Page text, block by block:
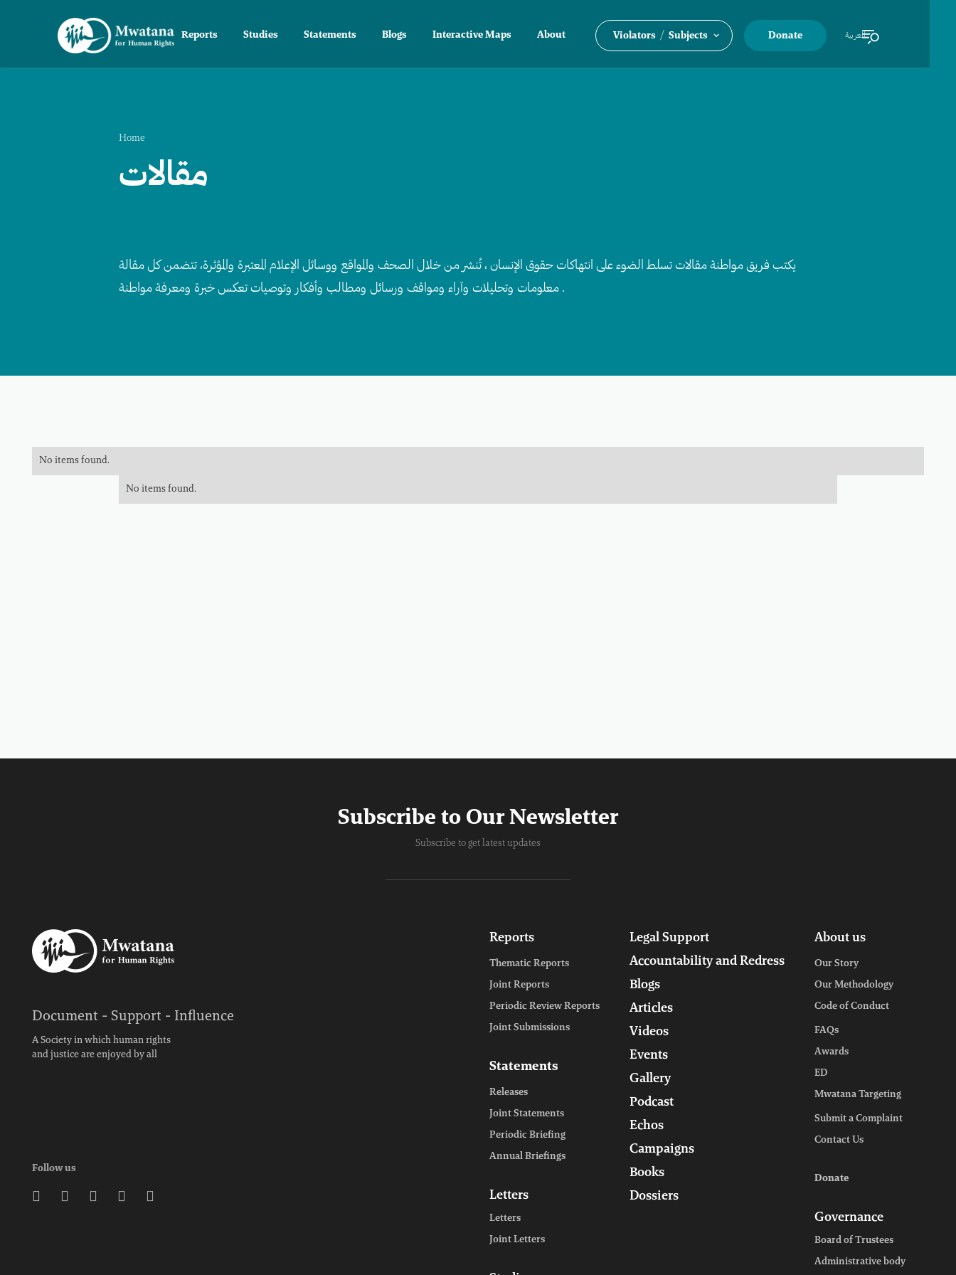
Reports Studies Statements Blogs Interactive Maps About Violators / Subjects Donate العربية
Home
مقالات
يكتب فريق مواطنة مقالات تسلط الضوء على انتهاكات حقوق الإنسان ، تُنشر من خلال الصحف والمواقع ووسائل الإعلام المعتبرة والمؤثرة، تتضمن كل مقالة
معلومات وتحليلات وآراء ومواقف ورسائل ومطالب وأفكار وتوصيات تعكس خبرة ومعرفة مواطنة .
No items found.
No items found.
Subscribe to Our Newsletter
Subscribe to get latest updates
Document - Support - Influence
A Society in which human rights
and justice are enjoyed by all
Follow us
    
Reports
Thematic Reports
Joint Reports
Periodic Review Reports
Joint Submissions
Statements
Releases
Joint Statements
Periodic Briefing
Annual Briefings
Letters
Letters
Joint Letters
Legal Support
Accountability and Redress
Blogs
Articles
Videos
Events
Gallery
Podcast
Echos
Campaigns
Books
Dossiers
About us
Our Story
Our Methodology
Code of Conduct
FAQs
Awards
ED
Mwatana Targeting
Submit a Complaint
Contact Us
Donate
Governance
Board of Trustees
Administrative body